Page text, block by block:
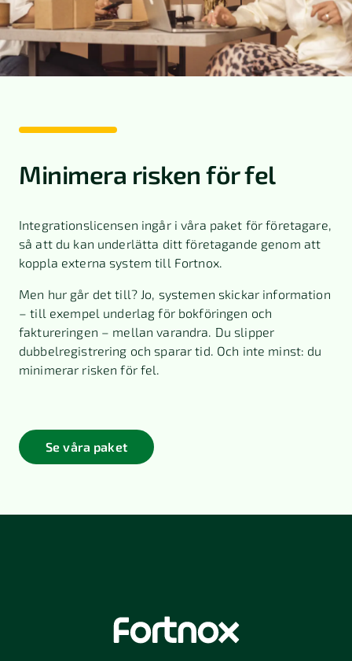
Minimera risken för fel
Integrationslicensen ingår i våra paket för företagare,
så att du kan underlätta ditt företagande genom att
koppla externa system till Fortnox.
Men hur går det till? Jo, systemen skickar information
– till exempel underlag för bokföringen och
faktureringen – mellan varandra. Du slipper
dubbelregistrering och sparar tid. Och inte minst: du
minimerar risken för fel.
Se våra paket